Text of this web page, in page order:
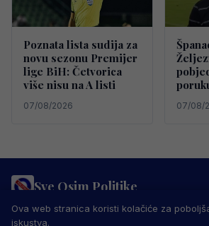
Poznata lista sudija za
novu sezonu Premijer
lige BiH: Četvorica
više nisu na A listi
07/08/2026 07/08/
Sve Osim Politike
PRAVILA PRIVATNOSTIMARKETING
IMPRESSUM
Ova web stranica koristi kolačiće za
iskustva.